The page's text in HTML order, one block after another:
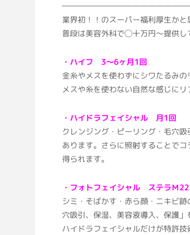
業界初！！のスーパー福利厚生か
普段は美容外科で◯十万円〜提供し
・ハイフ 3～6ヶ月1回
金糸やメスを使わずにシワたるみ
メスや糸を使わない自然な感じにリ
・ハイドラフェイシャル 月1回
クレンジング・ピーリング・毛穴
あります。さらに照射することで
得られます。
・フォトフェイシャル ステラＭ
シミ・そばかす・赤ら顔・ニキビ
穴吸引、保湿、美容液導入、保護」
ハイドラフェイシャルだけが特許